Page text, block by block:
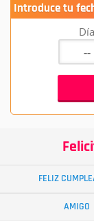
Introduce tu
Día
FELIZ
AMIGO